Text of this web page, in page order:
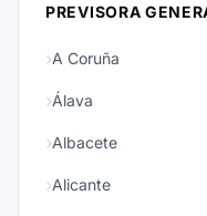
PREVISORA
A Coruña
Álava
Albacete
Alicante